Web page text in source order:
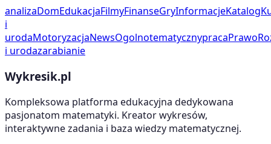
analizaDomEdukacjaFilmyFinanseGryInformacjeKatalog
i
urodaMotoryzacjaNewsOgolnotematycznypracaPrawo
i urodazarabianie
Wykresik.pl
Kompleksowa platforma edukacyjna dedykowana
pasjonatom matematyki. Kreator wykresów,
interaktywne zadania i baza wiedzy matematycznej.